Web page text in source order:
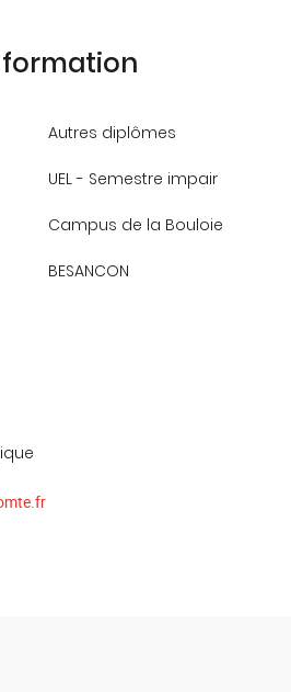
formation
Autres diplômes
UEL - Semestre impair
Campus de la Bouloie
BESANCON